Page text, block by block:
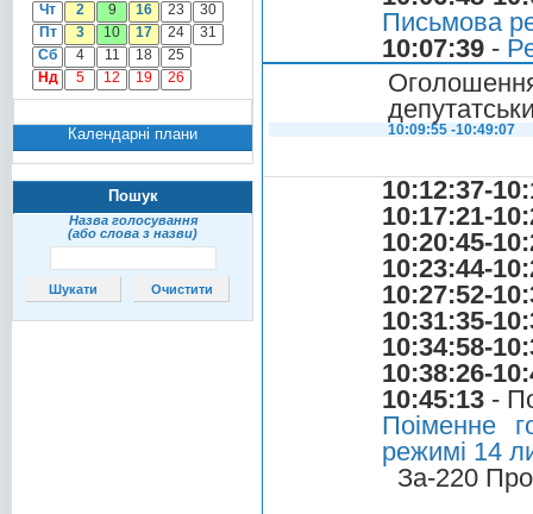
Чт
2 9 16 23
30
Пт
3 10 17 24
31
Сб
4 11 18
25
Нд
5 12 19 26
Календарні плани
Пошук
Назва голосування
(або слова з назви)
Письмова
10:07:39 -
10:09:55 -10:49:07
10:12:37-
10:17:21-
10:20:45-
10:23:44-
10:27:52-
10:31:35-
10:34:58-
10:38:26-
10:45:13 -
Поіменне
режимі 14
За-220